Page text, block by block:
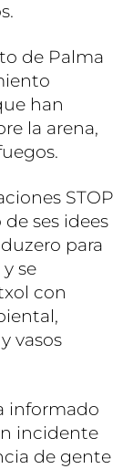
de Palma
han
la arena,
STOP
de ses idees
para
se
con
vasos
informado
incidente
de gente